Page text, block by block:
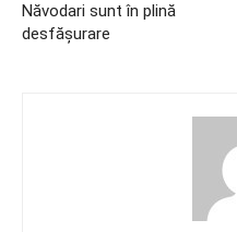
Năvodari sunt în plină
desfășurare